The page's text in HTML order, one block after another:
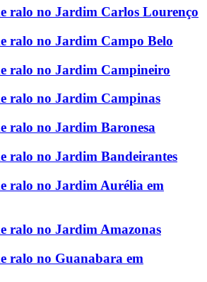
ralo no Jardim Carlos Lourenço
ralo no Jardim Campo Belo
ralo no Jardim Campineiro
ralo no Jardim Campinas
ralo no Jardim Baronesa
ralo no Jardim Bandeirantes
ralo no Jardim Aurélia em
ralo no Jardim Amazonas
ralo no Guanabara em